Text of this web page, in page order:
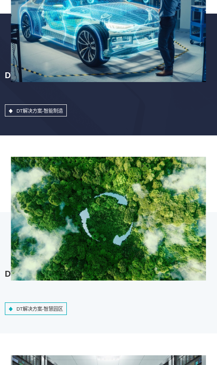
DT解决方案-智能制造
DT解决方案-智能制造
DT解决方案-智慧园区
DT解决方案-智慧园区